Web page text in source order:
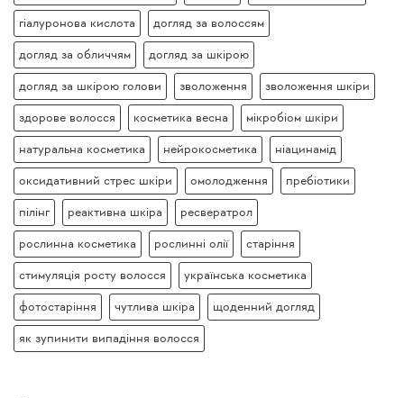
гіалуронова кислота догляд за волоссям
догляд за обличчям догляд за шкірою
догляд за шкірою голови зволоження зволоження шкіри
здорове волосся косметика весна мікробіом шкіри
натуральна косметика нейрокосметика ніацинамід
оксидативний стрес шкіри омолодження пребіотики
пілінг реактивна шкіра ресвератрол
рослинна косметика рослинні олії старіння
стимуляція росту волосся українська косметика
фотостаріння чутлива шкіра щоденний догляд
як зупинити випадіння волосся